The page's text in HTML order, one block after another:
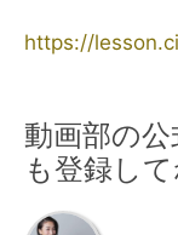
https://
動画部の
も登録し